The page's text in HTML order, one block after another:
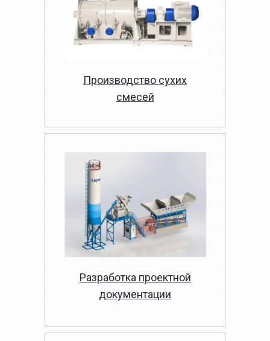
Производство сухих
смесей
Разработка проектной
документации